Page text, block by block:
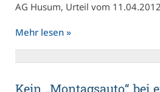
AG Hu­sum, Ur­teil vom
Mehr le­sen »
Kein „Mon­tags­au­to“ bei